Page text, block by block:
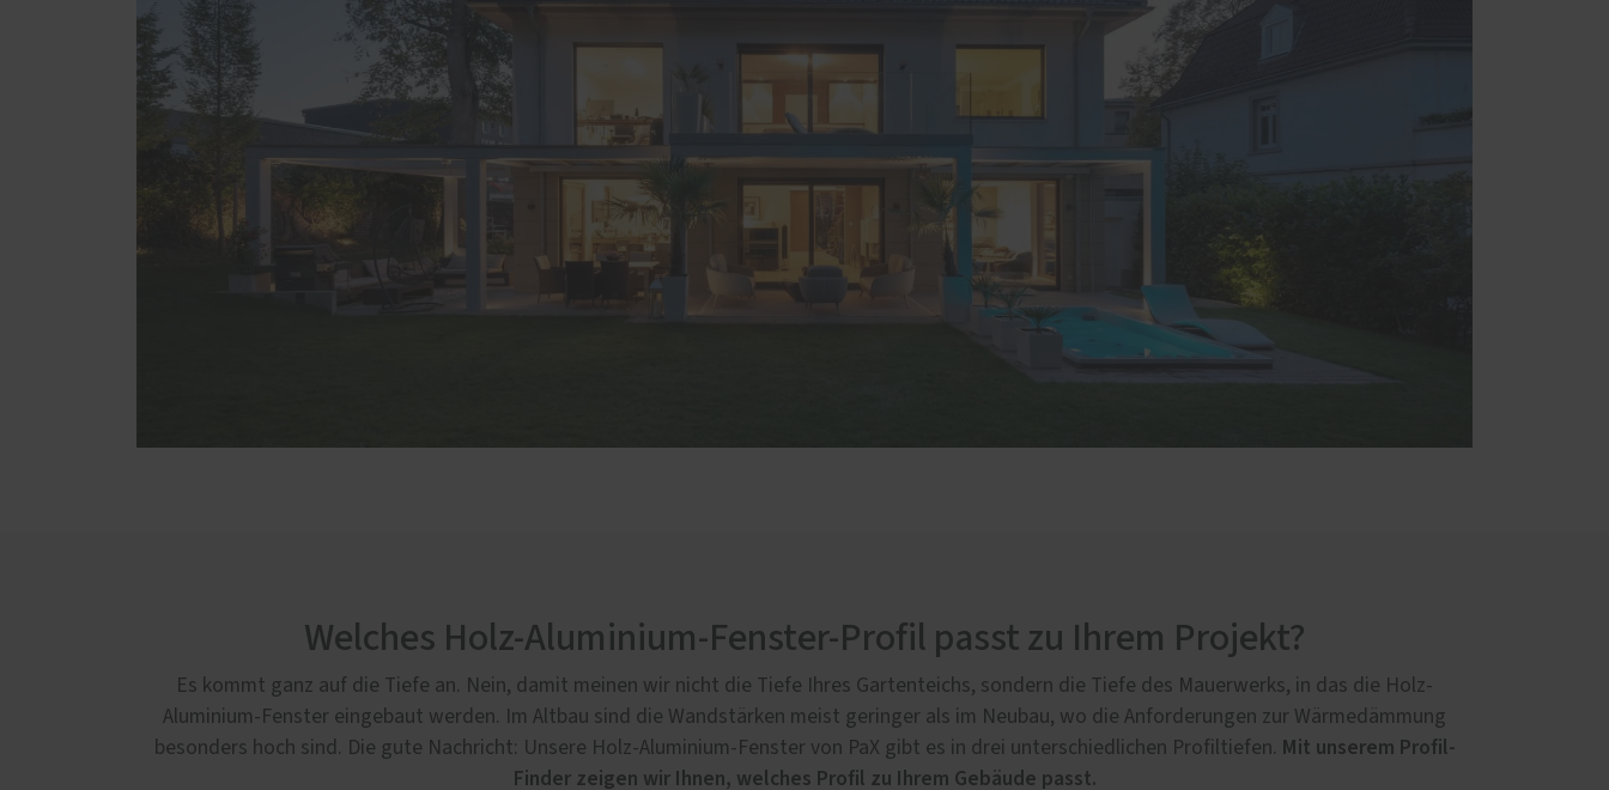
Welches Holz-Aluminium-Fenster-Profil passt zu Ihrem Projekt?
Es kommt ganz auf die Tiefe an. Nein, damit meinen wir nicht die Tiefe Ihres Gartenteichs, sondern die Tiefe des Mauerwerks, in das die Holz-
Aluminium-Fenster eingebaut werden. Im Altbau sind die Wandstärken meist geringer als im Neubau, wo die Anforderungen zur Wärmedämmung
besonders hoch sind. Die gute Nachricht: Unsere Holz-Aluminium-Fenster von PaX gibt es in drei unterschiedlichen Profiltiefen. Mit unserem Profil-
Finder zeigen wir Ihnen, welches Profil zu Ihrem Gebäude passt.